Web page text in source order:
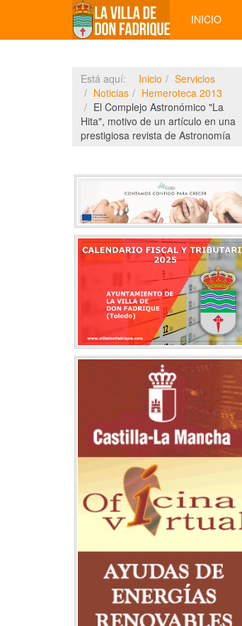
INICIO
Está aquí: Inicio
Servicios
Noticias
Hemeroteca 2013
El Complejo Astronómico "La
Hita", motivo de un artículo en una
prestigiosa revista de Astronomía